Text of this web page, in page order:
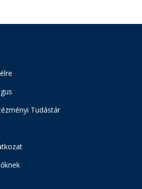
Tudástár